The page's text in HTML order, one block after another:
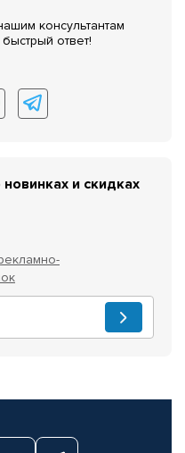
консультантам
ответ!
и скидках